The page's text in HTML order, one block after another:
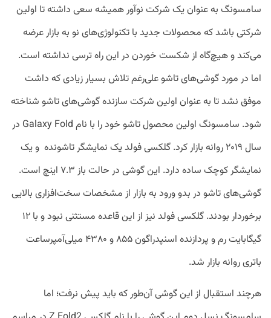
سامسونگ به عنوان یک شرکت نوآور همیشه سعی داشته تا اولین
شرکتی باشد که محصولات جدید با تکنولوژی‌های نو به بازار عرضه
می‌کند و هیچ‌گاه از شکست خوردن در این راه ترسی نداشته است.
اما در مورد گوشی‌های تاشو علی‌رغم تلاش بسیار زیادی که داشت
موفق نشد تا به عنوان اولین شرکت سازنده گوشی‌های تاشو شناخته
شود. سامسونگ اولین محصول تاشو خود را با نام Galaxy Fold در
سال ۲۰۱۹ روانه بازار کرد. گلکسی فولد یک نمایشگر تاشونده و یک
نمایشگر کوچک ساده دارد. این گوشی در حالت باز ۷.۳ اینچ است.
گوشی‌های تاشو در بدو ورود به بازار از مشخصات سخت‌افزاری بالایی
برخوردار بودند. گلکسی فولد نیز از این قاعده مستثنی نبود و با ۱۲
گیگابایت رم و پردازنده اسنپدراگون ۸۵۵ و ۴۳۸۰ میلی‌آمپرساعت
باتری روانه بازار شد.
هرچند استقبال از این گوشی آن‌طور که باید پیش نرفت؛ اما